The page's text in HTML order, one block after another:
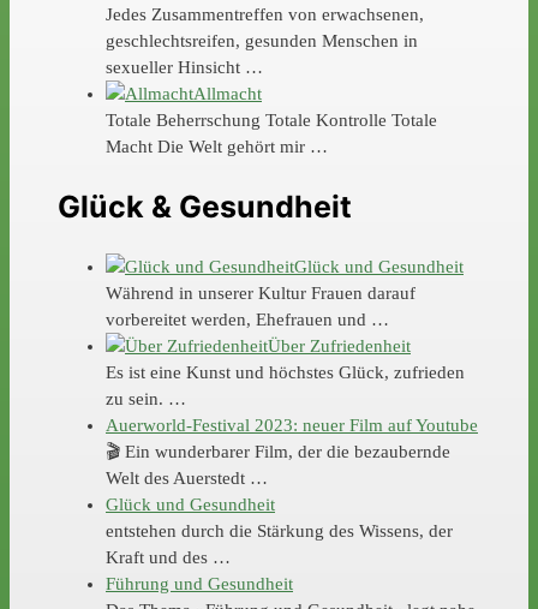
Jedes Zusammentreffen von erwachsenen,
geschlechtsreifen, gesunden Menschen in
sexueller Hinsicht …
Allmacht
Totale Beherrschung Totale Kontrolle Totale
Macht Die Welt gehört mir …
Glück & Gesundheit
Glück und Gesundheit
Während in unserer Kultur Frauen darauf
vorbereitet werden, Ehefrauen und …
Über Zufriedenheit
Es ist eine Kunst und höchstes Glück, zufrieden
zu sein. …
Auerworld-Festival 2023: neuer Film auf Youtube
🎬 Ein wunderbarer Film, der die bezaubernde
Welt des Auerstedt …
Glück und Gesundheit
entstehen durch die Stärkung des Wissens, der
Kraft und des …
Führung und Gesundheit